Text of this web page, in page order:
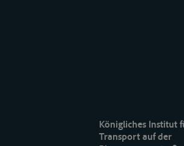
Königliches Institut
Transport auf der